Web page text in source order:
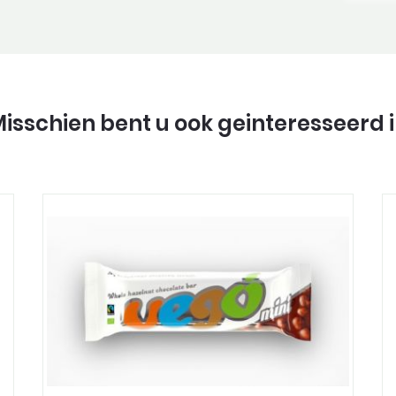
bent u ook geinteresseerd